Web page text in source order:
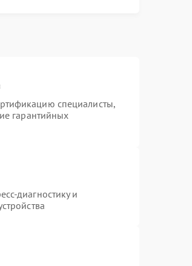
специалисты,
гарантийных
диагностику и